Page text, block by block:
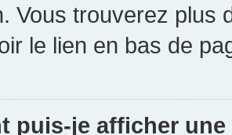
Vous trouverez plus
le lien en bas de
puis-je afficher